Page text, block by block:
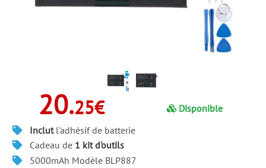
20.25€ Disponible
Inclutl'adhésif de batterie
Cadeau de 1 kit d'outils
5000mAh Modèle BLP887